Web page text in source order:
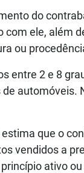
do
ele, além
ou
entre 2 e 8
automóveis.
que o
vendidos a
ativo